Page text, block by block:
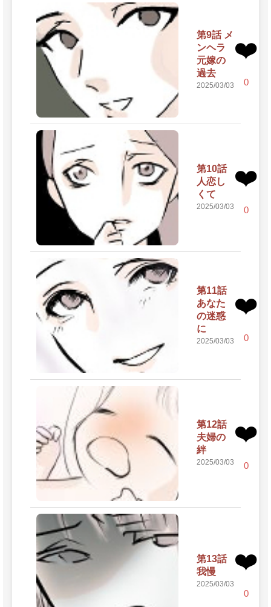
第9話 メ
ンヘラ
元嫁の
過去
2025/03/03
❤️
0
第10話
人恋し
くて
2025/03/03
❤️
0
第11話
あなた
の迷惑
に
2025/03/03
❤️
0
第12話
夫婦の
絆
2025/03/03
❤️
0
第13話
我慢
2025/03/03
❤️
0